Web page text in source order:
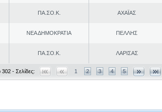
ΠΑ.ΣΟ.Κ. ΑΧΑΪΑΣ
ΝΕΑ ΔΗΜΟΚΡΑΤΙΑ ΠΕΛΛΗΣ
ΠΑ.ΣΟ.Κ. ΛΑΡΙΣΑΣ
- Σελίδες: 1 2 3 4 5